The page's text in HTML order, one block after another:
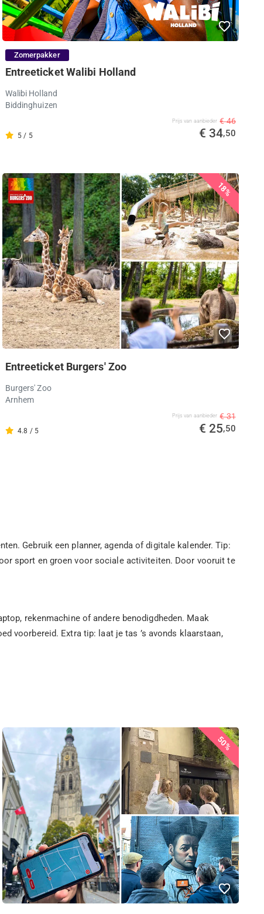
Zomerpakker
Entreeticket Walibi Holland
Walibi Holland
Biddinghuizen
5 / 5
Prijs van aanbieder € 46
€ 34,50
18%
Entreeticket Burgers' Zoo
Burgers' Zoo
Arnhem
4.8 / 5
Prijs van aanbieder € 31
€ 25,50
Gebruik een planner, agenda of digitale kalender. Tip:
sport en groen voor sociale activiteiten. Door vooruit te
rekenmachine of andere benodigdheden. Maak
voorbereid. Extra tip: laat je tas ’s avonds klaarstaan,
50%